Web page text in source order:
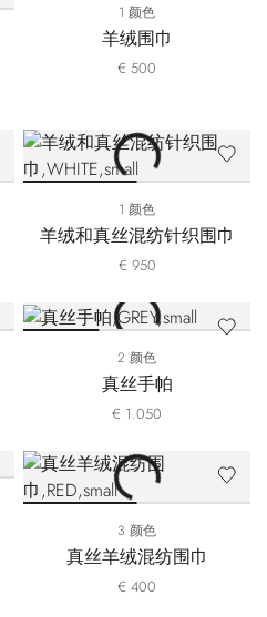
1 颜色
羊绒围巾
€ 500
1 颜色
羊绒和真丝混纺针织围巾
€ 950
2 颜色
真丝手帕
€ 1.050
3 颜色
真丝羊绒混纺围巾
€ 400